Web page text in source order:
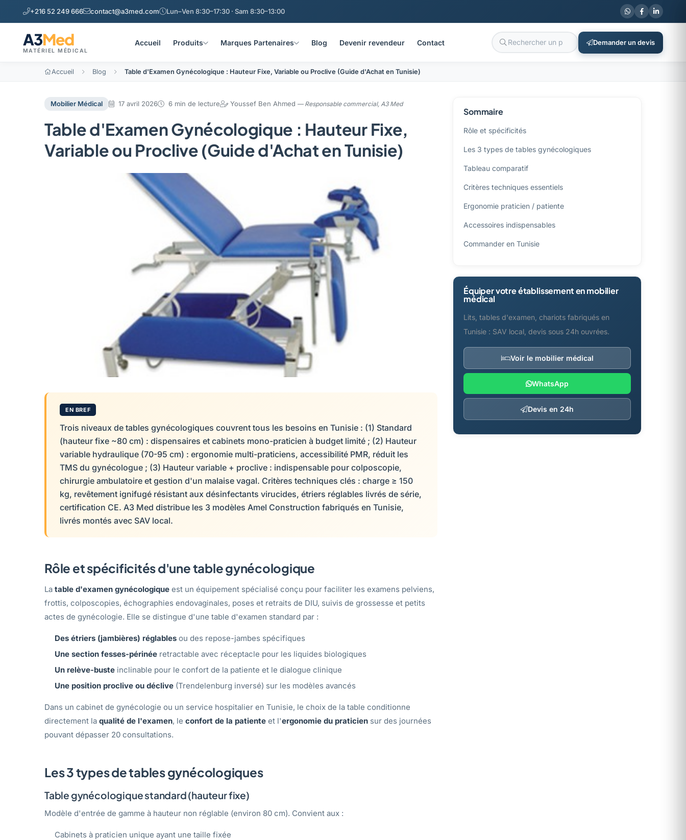
+216 52 249 666 contact@a3med.com Lun–Ven 8:30–17:30 · Sam 8:30–13:00
A3Med
MATÉRIEL MÉDICAL
Accueil Produits Marques Partenaires Blog Devenir revendeur Contact Demander un devis
Accueil Blog Table d'Examen Gynécologique : Hauteur Fixe, Variable ou Proclive (Guide d'Achat en Tunisie)
Mobilier Médical 17 avril 2026 6 min de lecture Youssef Ben Ahmed — Responsable commercial, A3 Med
Table d'Examen Gynécologique : Hauteur Fixe,
Variable ou Proclive (Guide d'Achat en Tunisie)
EN BREF
Trois niveaux de tables gynécologiques couvrent tous les besoins en Tunisie : (1) Standard
(hauteur fixe ~80 cm) : dispensaires et cabinets mono-praticien à budget limité ; (2) Hauteur
variable hydraulique (70-95 cm) : ergonomie multi-praticiens, accessibilité PMR, réduit les
TMS du gynécologue ; (3) Hauteur variable + proclive : indispensable pour colposcopie,
chirurgie ambulatoire et gestion d'un malaise vagal. Critères techniques clés : charge ≥ 150
kg, revêtement ignifugé résistant aux désinfectants virucides, étriers réglables livrés de série,
certification CE. A3 Med distribue les 3 modèles Amel Construction fabriqués en Tunisie,
livrés montés avec SAV local.
Rôle et spécificités d'une table gynécologique
La table d'examen gynécologique est un équipement spécialisé conçu pour faciliter les examens pelviens,
frottis, colposcopies, échographies endovaginales, poses et retraits de DIU, suivis de grossesse et petits
actes de gynécologie. Elle se distingue d'une table d'examen standard par :
Des étriers (jambières) réglables ou des repose-jambes spécifiques
Une section fesses-périnée retractable avec réceptacle pour les liquides biologiques
Un relève-buste inclinable pour le confort de la patiente et le dialogue clinique
Une position proclive ou déclive (Trendelenburg inversé) sur les modèles avancés
Dans un cabinet de gynécologie ou un service hospitalier en Tunisie, le choix de la table conditionne
directement la qualité de l'examen, le confort de la patiente et l'ergonomie du praticien sur des journées
pouvant dépasser 20 consultations.
Les 3 types de tables gynécologiques
Table gynécologique standard (hauteur fixe)
Modèle d'entrée de gamme à hauteur non réglable (environ 80 cm). Convient aux :
Cabinets à praticien unique ayant une taille fixée
Sommaire
Rôle et spécificités
Les 3 types de tables gynécologiques
Tableau comparatif
Critères techniques essentiels
Ergonomie praticien / patiente
Accessoires indispensables
Commander en Tunisie
Équiper votre établissement en mobilier
médical
Lits, tables d'examen, chariots fabriqués en
Tunisie : SAV local, devis sous 24h ouvrées.
Voir le mobilier médical
WhatsApp
Devis en 24h